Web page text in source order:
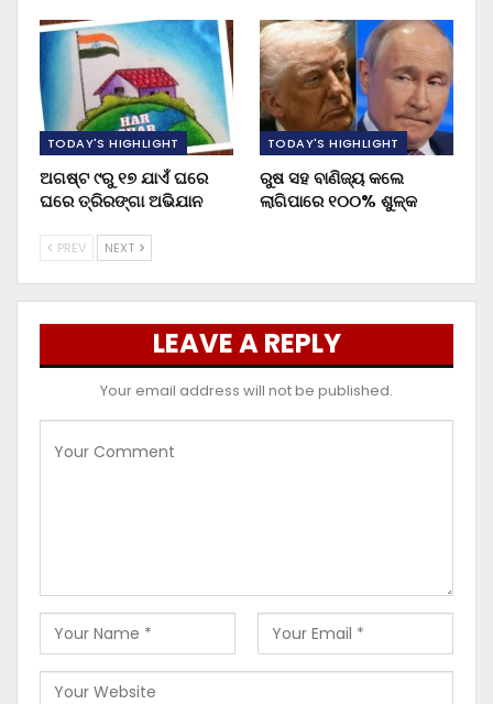
TODAY'S HIGHLIGHT
ଅଗଷ୍ଟ ୯ରୁ ୧୭ ଯାଏଁ ଘରେ
ଘରେ ତ୍ରିରଙ୍ଗା ଅଭିଯାନ
TODAY'S HIGHLIGHT
ରୁଷ ସହ ବାଣିଜ୍ୟ କଲେ
ଲାଗିପାରେ ୧୦୦% ଶୁଳ୍କ
PREV NEXT
LEAVE A REPLY
Your email address will not be published.